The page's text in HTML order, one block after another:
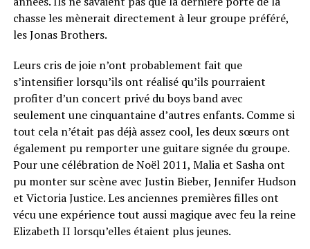
chasse les mènerait directement à leur groupe préféré,
les Jonas Brothers.
Leurs cris de joie n’ont probablement fait que
s’intensifier lorsqu’ils ont réalisé qu’ils pourraient
profiter d’un concert privé du boys band avec
seulement une cinquantaine d’autres enfants. Comme si
tout cela n’était pas déjà assez cool, les deux sœurs ont
également pu remporter une guitare signée du groupe.
Pour une célébration de Noël 2011, Malia et Sasha ont
pu monter sur scène avec Justin Bieber, Jennifer Hudson
et Victoria Justice. Les anciennes premières filles ont
vécu une expérience tout aussi magique avec feu la reine
Elizabeth II lorsqu’elles étaient plus jeunes.